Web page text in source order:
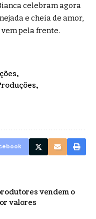
celebram agora
e cheia de amor,
pela frente.
vendem o
valores